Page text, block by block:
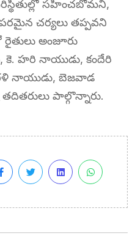
సహించబోమని,
చర్యలు తప్పవని
అంజూరు
కె. హరి నాయుడు, కందేరి
నాయుడు, బెజవాడ
పాల్గొన్నారు.